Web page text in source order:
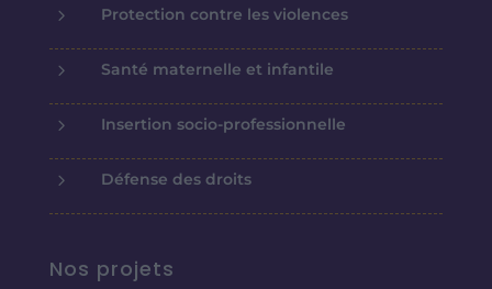
5 Protection contre les violences
5 Santé maternelle et infantile
5 Insertion socio-professionnelle
5 Défense des droits
Nos projets